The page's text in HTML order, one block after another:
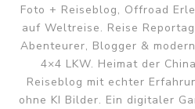
Foto + Reiseblog, Offroad
auf Weltreise. Reise
Abenteurer, Blogger &
4×4 LKW. Heimat der
Reiseblog mit echter
ohne KI Bilder. Ein digitaler